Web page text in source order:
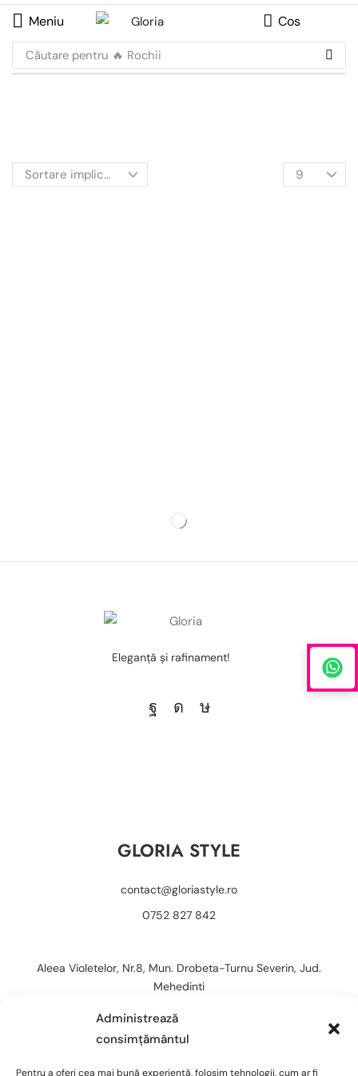
Administrează
consimțământul
Pentru a oferi cea mai bună experiență, folosim tehnologii, cum ar fi
Meniu Cos
Căutare pentru 🔥 Rochii
Eleganţă şi rafinament!
GLORIA STYLE
contact@gloriastyle.ro
0752 827 842
Aleea Violetelor, Nr.8, Mun. Drobeta-Turnu Severin, Jud.
Mehedinti